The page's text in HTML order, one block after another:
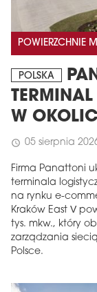
POWIERZCHNIE
POLSKA
W
schedule 05 sierpnia
Firma Panattoni
terminala
na rynku e-
Kraków East V
tys. mkw., który
zarządzania
Polsce.